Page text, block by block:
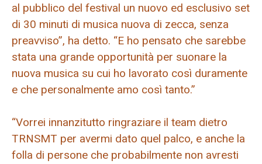
al pubblico del festival un nuovo ed esclusivo set
di 30 minuti di musica nuova di zecca, senza
preavviso”, ha detto. “E ho pensato che sarebbe
stata una grande opportunità per suonare la
nuova musica su cui ho lavorato così duramente
e che personalmente amo così tanto.”
“Vorrei innanzitutto ringraziare il team dietro
TRNSMT per avermi dato quel palco, e anche la
folla di persone che probabilmente non avresti